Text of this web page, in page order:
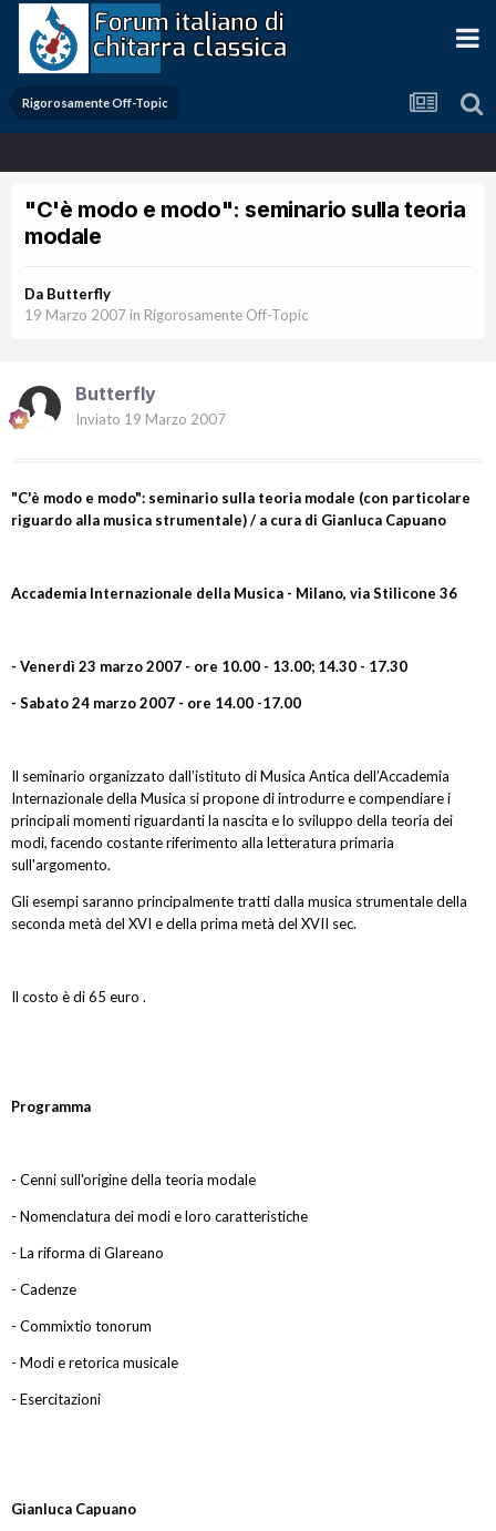
Rigorosamente Off-Topic
"C'è modo e modo": seminario sulla teoria
modale
Da Butterfly
19 Marzo 2007 in Rigorosamente Off-Topic
Butterfly
Inviato 19 Marzo 2007
"C'è modo e modo": seminario sulla teoria modale (con particolare
riguardo alla musica strumentale) / a cura di Gianluca Capuano
Accademia Internazionale della Musica - Milano, via Stilicone 36
- Venerdì 23 marzo 2007 - ore 10.00 - 13.00; 14.30 - 17.30
- Sabato 24 marzo 2007 - ore 14.00 -17.00
Il seminario organizzato dall’istituto di Musica Antica dell’Accademia
Internazionale della Musica si propone di introdurre e compendiare i
principali momenti riguardanti la nascita e lo sviluppo della teoria dei
modi, facendo costante riferimento alla letteratura primaria
sull'argomento.
Gli esempi saranno principalmente tratti dalla musica strumentale della
seconda metà del XVI e della prima metà del XVII sec.
Il costo è di 65 euro .
Programma
- Cenni sull'origine della teoria modale
- Nomenclatura dei modi e loro caratteristiche
- La riforma di Glareano
- Cadenze
- Commixtio tonorum
- Modi e retorica musicale
- Esercitazioni
Gianluca Capuano